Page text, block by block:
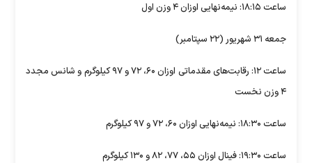
ساعت ۱۸:۱۵: نیمه‌نهایی اوزان ۴ وزن اول
جمعه ۳۱ شهریور (۲۲ سپتامبر)
ساعت ۱۲: رقابت‌های مقدماتی اوزان ۶۰، ۷۲ و ۹۷ کیلوگرم و شانس مجدد
۴ وزن نخست
ساعت ۱۸:۳۰: نیمه‌نهایی اوزان ۶۰، ۷۲ و ۹۷ کیلوگرم
ساعت ۱۹:۳۰: فینال اوزان ۵۵، ۷۷، ۸۲ و ۱۳۰ کیلوگرم